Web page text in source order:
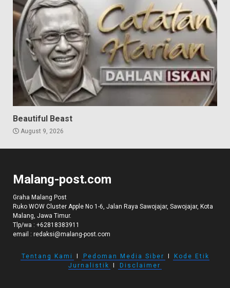
Beautiful Beast
August 9, 2026
Malang-post.com
Graha Malang Post
Ruko WOW Cluster Apple No 1-6, Jalan Raya Sawojajar, Sawojajar, Kota
Malang, Jawa Timur.
Tlp/wa : +62818383911
email : redaksi@malang-post.com
Tentang Kami Pedoman Media Siber
Kode Etik
Jurnalistik
Disclaimer